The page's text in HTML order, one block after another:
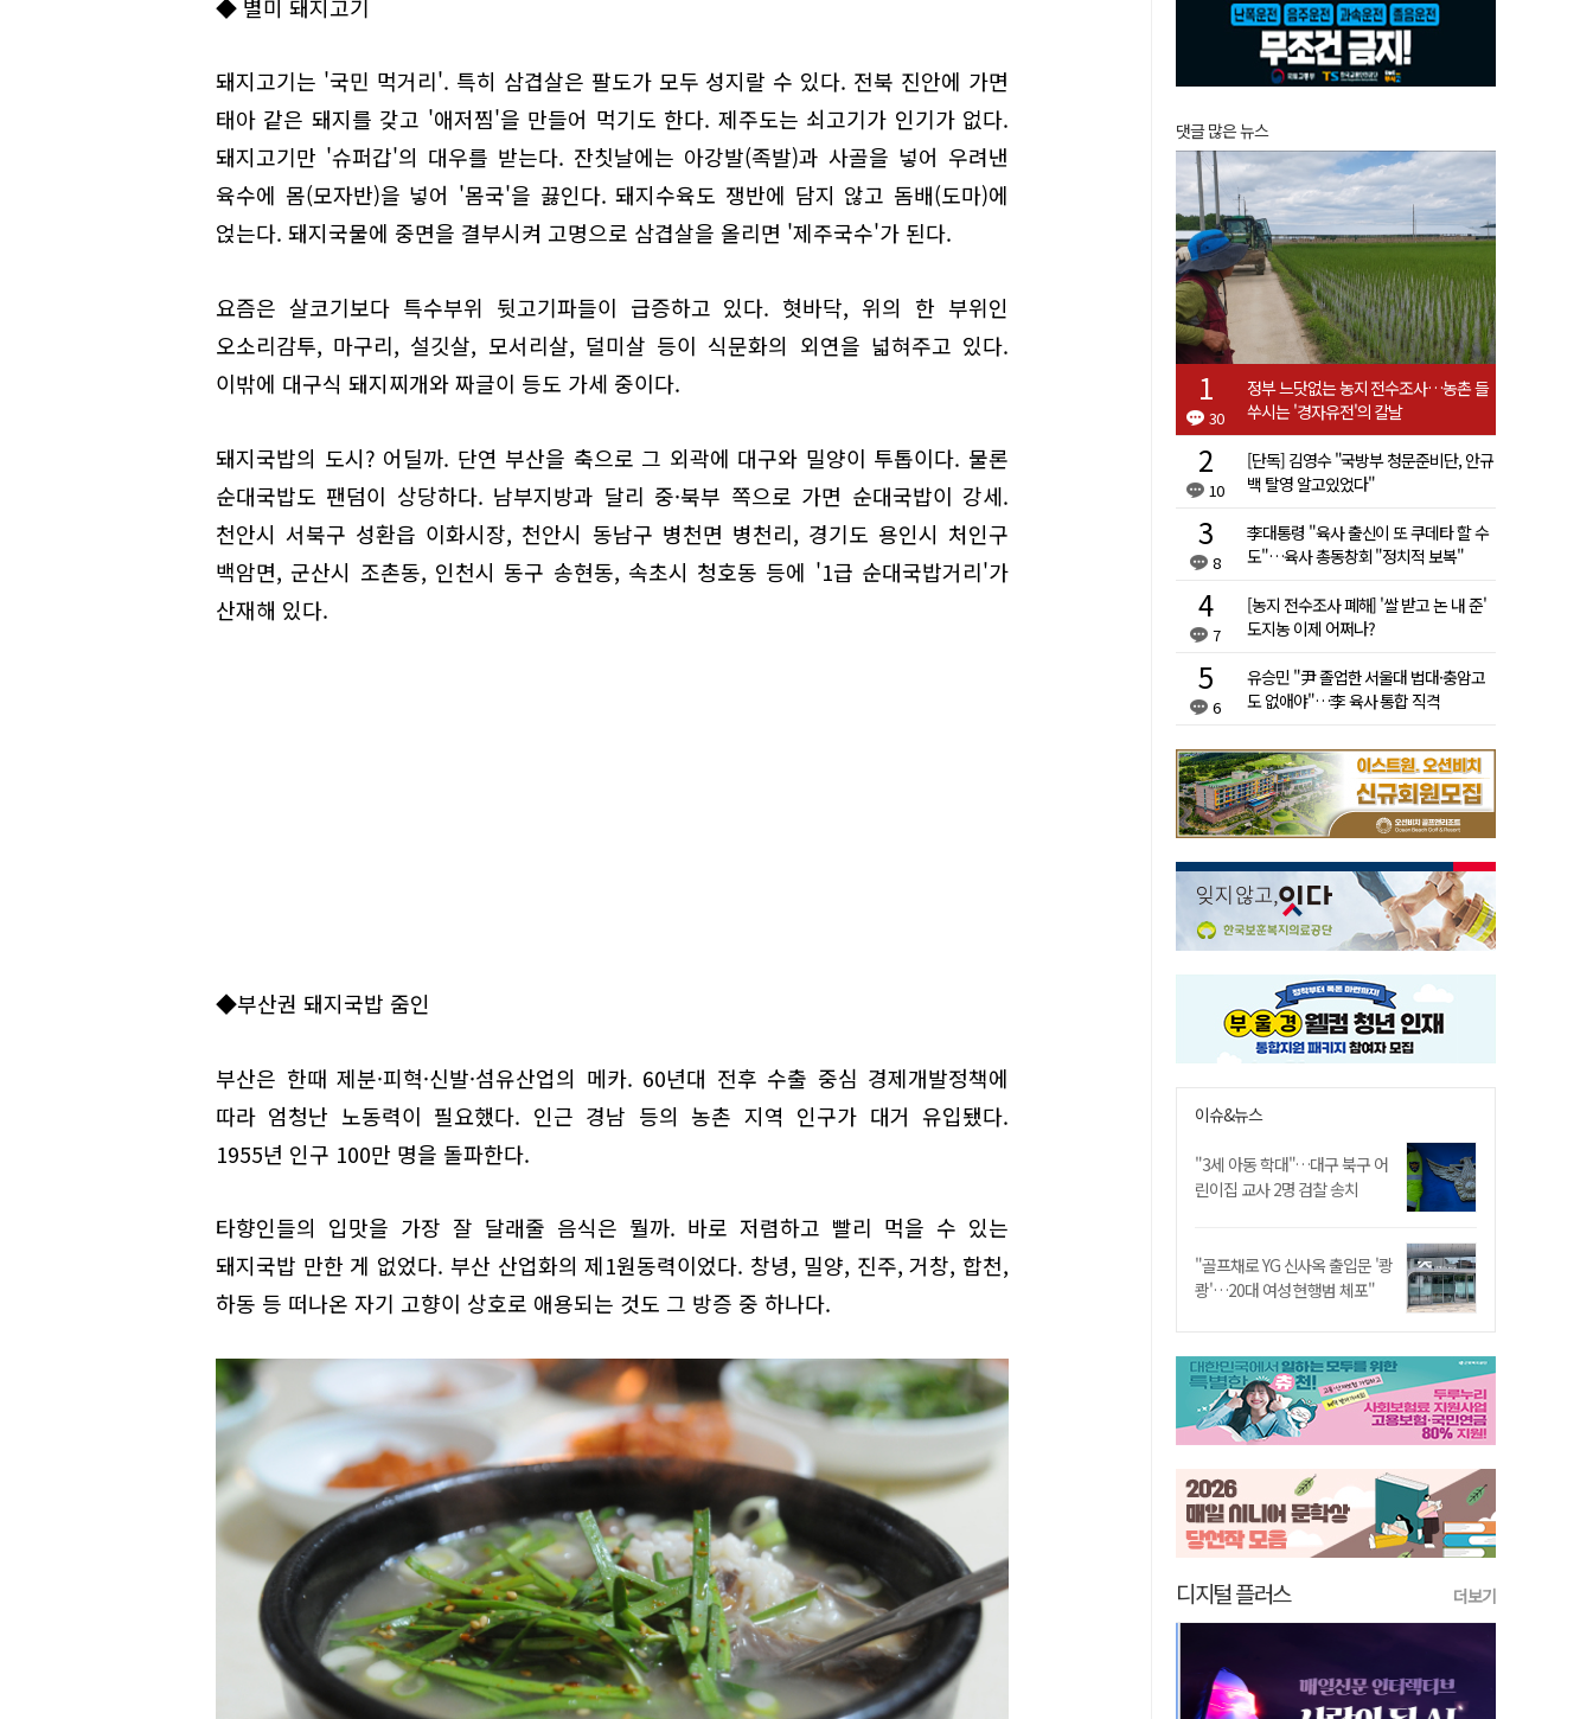
◆ 별미 돼지고기
돼지고기는 '국민 먹거리'. 특히 삼겹살은 팔도가 모두 성지랄 수 있다. 전북 진안에 가면
태아 같은 돼지를 갖고 '애저찜'을 만들어 먹기도 한다. 제주도는 쇠고기가 인기가 없다.
돼지고기만 '슈퍼갑'의 대우를 받는다. 잔칫날에는 아강발(족발)과 사골을 넣어 우려낸
육수에 몸(모자반)을 넣어 '몸국'을 끓인다. 돼지수육도 쟁반에 담지 않고 돔배(도마)에
얹는다. 돼지국물에 중면을 결부시켜 고명으로 삼겹살을 올리면 '제주국수'가 된다.
요즘은 살코기보다 특수부위 뒷고기파들이 급증하고 있다. 혓바닥, 위의 한 부위인
오소리감투, 마구리, 설깃살, 모서리살, 덜미살 등이 식문화의 외연을 넓혀주고 있다.
이밖에 대구식 돼지찌개와 짜글이 등도 가세 중이다.
돼지국밥의 도시? 어딜까. 단연 부산을 축으로 그 외곽에 대구와 밀양이 투톱이다. 물론
순대국밥도 팬덤이 상당하다. 남부지방과 달리 중·북부 쪽으로 가면 순대국밥이 강세.
천안시 서북구 성환읍 이화시장, 천안시 동남구 병천면 병천리, 경기도 용인시 처인구
백암면, 군산시 조촌동, 인천시 동구 송현동, 속초시 청호동 등에 '1급 순대국밥거리'가
산재해 있다.
◆부산권 돼지국밥 줌인
부산은 한때 제분·피혁·신발·섬유산업의 메카. 60년대 전후 수출 중심 경제개발정책에
따라 엄청난 노동력이 필요했다. 인근 경남 등의 농촌 지역 인구가 대거 유입됐다.
1955년 인구 100만 명을 돌파한다.
타향인들의 입맛을 가장 잘 달래줄 음식은 뭘까. 바로 저렴하고 빨리 먹을 수 있는
돼지국밥 만한 게 없었다. 부산 산업화의 제1원동력이었다. 창녕, 밀양, 진주, 거창, 합천,
하동 등 떠나온 자기 고향이 상호로 애용되는 것도 그 방증 중 하나다.
댓글 많은 뉴스
30
정부 느닷없는 농지 전수조사…농촌 들
쑤시는 '경자유전'의 칼날
10
[단독] 김영수 "국방부 청문준비단, 안규
백 탈영 알고있었다"
8
李대통령 "육사 출신이 또 쿠데타 할 수
도"…육사 총동창회 "정치적 보복"
7
[농지 전수조사 폐해] '쌀 받고 논 내 준'
도지농 이제 어쩌나?
6
유승민 "尹 졸업한 서울대 법대·충암고
도 없애야"…李 육사 통합 직격
이슈&뉴스
"3세 아동 학대"…대구 북구 어
린이집 교사 2명 검찰 송치
"골프채로 YG 신사옥 출입문 '쾅
쾅'…20대 여성 현행범 체포"
디지털 플러스 더보기